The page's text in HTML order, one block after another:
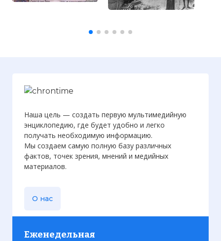
Наша цель — создать первую мультимедийную
энциклопедию, где будет удобно и легко
получать необходимую информацию.
Мы создаем самую полную базу различных
фактов, точек зрения, мнений и медийных
материалов.
О нас
Еженедельная